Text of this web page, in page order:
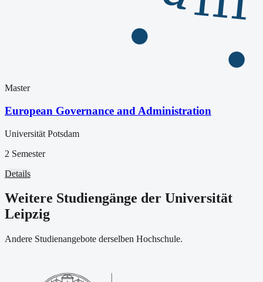
Master
European Governance and Administration
Universität Potsdam
2 Semester
Details
Weitere Studiengänge der Universität
Leipzig
Andere Studienangebote derselben Hochschule.